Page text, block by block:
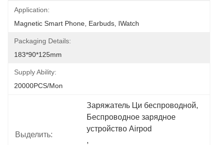
Application:
Magnetic Smart Phone, Earbuds, IWatch
Packaging Details:
183*90*125mm
Supply Ability:
20000PCS/Mon
Выделить:
Заряжатель Ци беспроводной,
Беспроводное зарядное
устройство Airpod
,